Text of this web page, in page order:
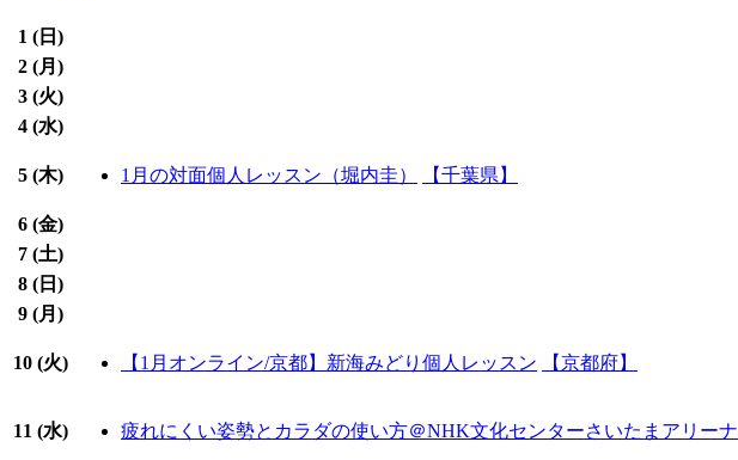
1 ( 日 )
2 (月 )
3 (火)
4 (水)
5 (木) 1月の対面個人レッスン（堀内圭） 【千葉県】
6 (金)
7 (土)
8 ( 日 )
9 (月 )
10 (火) 【1月オンライン/京都】新海みどり個人レッスン 【京都府】
11 (水) 疲れにくい姿勢とカラダの使い方＠NHK文化センターさいたまアリーナ